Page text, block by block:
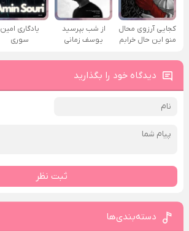
کجایی آرزوی محال
منو این حال خرابم
از شب بپرسید
یوسف زمانی
یادگاری امین
سوری
دیدگاه خود را بگذارید
ثبت نظر
دسته‌بندی‌ها